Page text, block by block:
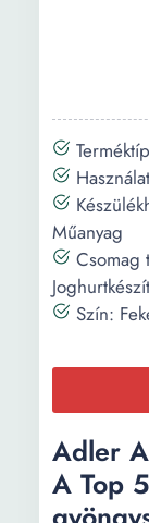
Műanyag
Csomag
Szín:
Adler
A Top